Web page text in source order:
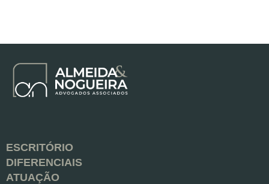
ESCRITÓRIO
DIFERENCIAIS
ATUAÇÃO